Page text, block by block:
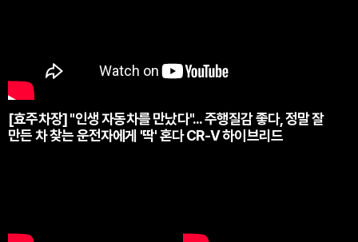
[효주차장] "인생 자동차를 만났다"... 주행질감 좋다, 정말 잘
만든 차 찾는 운전자에게 '딱' 혼다 CR-V 하이브리드